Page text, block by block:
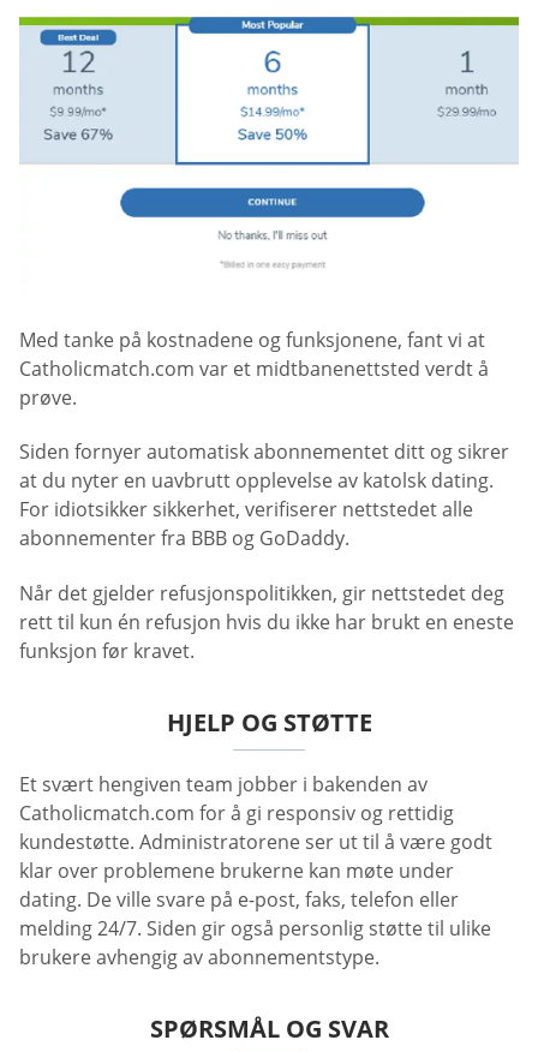
Med tanke på kostnadene og funksjonene, fant vi at
Catholicmatch.com var et midtbanenettsted verdt å
prøve.
Siden fornyer automatisk abonnementet ditt og sikrer
at du nyter en uavbrutt opplevelse av katolsk dating.
For idiotsikker sikkerhet, verifiserer nettstedet alle
abonnementer fra BBB og GoDaddy.
Når det gjelder refusjonspolitikken, gir nettstedet deg
rett til kun én refusjon hvis du ikke har brukt en eneste
funksjon før kravet.
HJELP OG STØTTE
Et svært hengiven team jobber i bakenden av
Catholicmatch.com for å gi responsiv og rettidig
kundestøtte. Administratorene ser ut til å være godt
klar over problemene brukerne kan møte under
dating. De ville svare på e-post, faks, telefon eller
melding 24/7. Siden gir også personlig støtte til ulike
brukere avhengig av abonnementstype.
SPØRSMÅL OG SVAR